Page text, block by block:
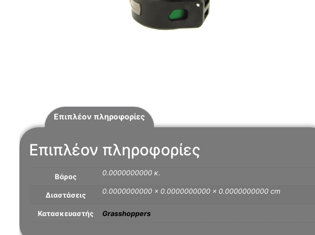
Επιπλέον πληροφορίες
Επιπλέον πληροφορίες
Βάρος 0.0000000000 κ.
Διαστάσεις 0.0000000000 × 0.0000000000 × 0.0000000000 cm
Κατασκευαστής Grasshoppers